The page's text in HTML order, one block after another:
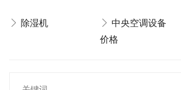
除湿机
中央空调设备
价格